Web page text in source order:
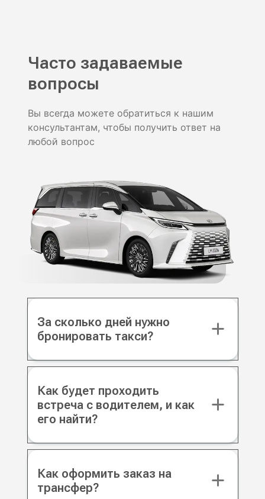
Часто задаваемые
вопросы
Вы всегда можете обратиться к нашим
консультантам, чтобы получить ответ на
любой вопрос
За сколько дней нужно
бронировать такси?
Как будет проходить
встреча с водителем, и как
его найти?
Как оформить заказ на
трансфер?